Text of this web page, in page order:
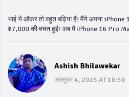
भाई ये ऑफ़र तो बहुत बढ़िया है! मैंने अपना
₹17,000 की बचत हुई! अब मैं iPhone 16 Pro
Ashish Bhilawekar
अक्तूबर 4, 2025 AT 18:59